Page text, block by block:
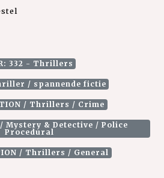
332 - Thrillers
/ spannende fictie
/ Thrillers / Crime
/ Mystery & Detective / Police
Procedural
/ Thrillers / General